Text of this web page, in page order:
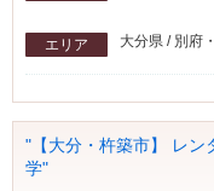
エリア 大分県 / 別府
"【大分・杵築市】 レン
学"